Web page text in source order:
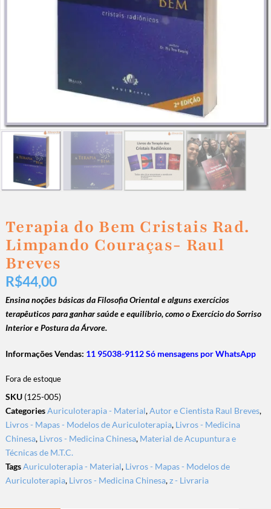
Terapia do Bem Cristais Rad.
Limpando Couraças- Raul
Breves
R$44,00
Ensina noções básicas da Filosofia Oriental e alguns exercícios
terapêuticos para ganhar saúde e equilíbrio, como o Exercício do Sorriso
Interior e Postura da Árvore.
Informações Vendas: 11 95038-9112 Só mensagens por WhatsApp
Fora de estoque
SKU (125-005)
CategoriesAuriculoterapia - Material,Autor e Cientista Raul Breves,
Livros - Mapas - Modelos de Auriculoterapia, Livros - Medicina
Chinesa, Livros - Medicina Chinesa, Material de Acupuntura e
Técnicas de M.T.C.
TagsAuriculoterapia - Material, Livros - Mapas - Modelos de
Auriculoterapia, Livros - Medicina Chinesa,z - Livraria